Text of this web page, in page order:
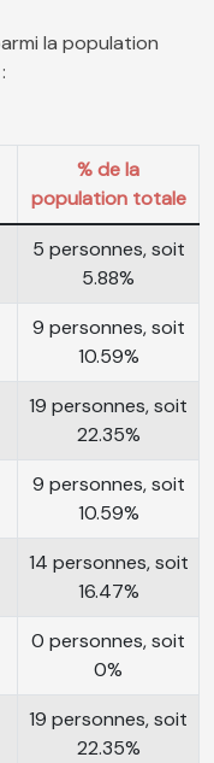
la population
% de la
population totale
5 personnes, soit
5.88%
9 personnes, soit
10.59%
19 personnes, soit
22.35%
9 personnes, soit
10.59%
14 personnes, soit
16.47%
0 personnes, soit
0%
19 personnes, soit
22.35%